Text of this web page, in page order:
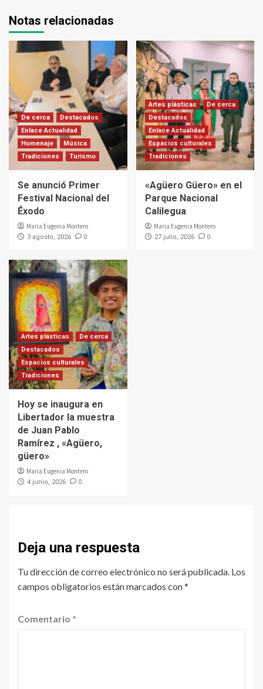
Notas relacionadas
De cerca
Destacados
Enlace Actualidad
Homenaje
Música
Tradiciones
Turismo
Se anunció Primer
Festival Nacional del
Éxodo
Maria Eugenia Montero
3 agosto, 2026 0
Artes plásticas
De cerca
Destacados
Enlace Actualidad
Espacios culturales
Tradiciones
«Agüero Güero» en el
Parque Nacional
Calilegua
Maria Eugenia Montero
27 julio, 2026 0
Artes plásticas
De cerca
Destacados
Espacios culturales
Tradiciones
Hoy se inaugura en
Libertador la muestra
de Juan Pablo
Ramírez , «Agüero,
güero»
Maria Eugenia Montero
4 junio, 2026 0
Deja una respuesta
Tu dirección de correo electrónico no será publicada. Los
campos obligatorios están marcados con*
Comentario *